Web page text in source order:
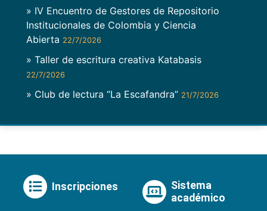
» IV Encuentro de Gestores de Repositorio
Institucionales de Colombia y Ciencia
Abierta 22/7/2026
» Taller de escritura creativa Katabasis
22/7/2026
» Club de lectura “La Escafandra” 21/7/2026
Inscripciones
Sistema
académico